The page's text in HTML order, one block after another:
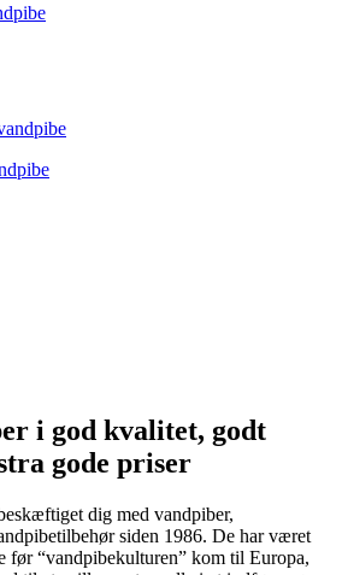
i god kvalitet, godt
gode priser
dig med vandpiber,
siden 1986. De har været
før “vandpibekulturen” kom til Europa,